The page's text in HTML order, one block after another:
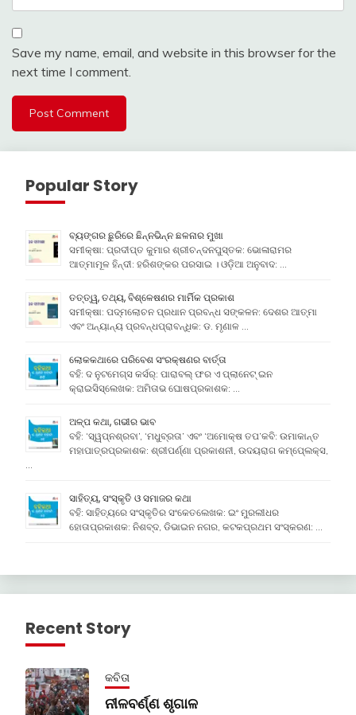
Save my name, email, and website in this browser for the
next time I comment.
Popular Story
ବ୍ୟଙ୍ଗର ଛୁରିରେ ଛିନ୍ନଭିନ୍ନ ଛଳନାର ମୁଖା
ସମୀକ୍ଷା: ପ୍ରଦୀପ୍ତ କୁମାର ଶ୍ରୀଚନ୍ଦନପୁସ୍ତକ: ଭୋଳାରାମର
ଆତ୍ମାମୂଳ ହିନ୍ଦୀ: ହରିଶଙ୍କର ପରସାଇ । ଓଡ଼ିଆ ଅନୁବାଦ: …
ତତ୍ତ୍ୱ, ତଥ୍ୟ, ବିଶ୍ଳେଷଣର ମାର୍ମିକ ପ୍ରକାଶ
ସମୀକ୍ଷା: ପଦ୍ମଲୋଚନ ପ୍ରଧାନ ପ୍ରବନ୍ଧ ସଙ୍କଳନ: ଦେଶର ଆତ୍ମା
ଏବଂ ଅନ୍ୟାନ୍ୟ ପ୍ରବନ୍ଧପ୍ରାବନ୍ଧିକ: ଡ. ମୃଣାଳ …
ଲୋକକଥାରେ ପରିବେଶ ସଂରକ୍ଷଣର ବାର୍ତ୍ତା
ବହି: ଦ ନୁଟମେଗ୍ସ କର୍ସର୍: ପାରାବଲ୍ ଫର ଏ ପ୍ଲାନେଟ୍ ଇନ
କ୍ରାଇସିସ୍ଲେଖକ: ଅମିତାଭ ଘୋଷପ୍ରକାଶକ: …
ଅଳ୍ପ କଥା, ଗଭୀର ଭାବ
ବହି: ‘ସ୍ୱପ୍ନଶ୍ରବା’, ‘ମଧୁବ୍ରତା’ ଏବଂ ‘ଅମୋକ୍ଷ ତପ’କବି: ଉମାକାନ୍ତ
ମହାପାତ୍ରପ୍ରକାଶକ: ଶ୍ରୀପର୍ଣ୍ଣା ପ୍ରକାଶନୀ, ଉଦୟରାଗ କମ୍ପେ୍ଲକ୍ସ,
…
ସାହିତ୍ୟ, ସଂସ୍କୃତି ଓ ସମାଜର କଥା
ବହି: ସାହିତ୍ୟରେ ସଂସ୍କୃତିର ସଂକେତଲେଖକ: ଇଂ ମୁରଲୀଧର
ହୋତାପ୍ରକାଶକ: ନିଶବ୍ଦ, ଡିଭାଇନ ନଗର, କଟକପ୍ରଥମ ସଂସ୍କରଣ: …
Recent Story
କବିତା
ନୀଳବର୍ଣ୍ଣ ଶୃଗାଳ